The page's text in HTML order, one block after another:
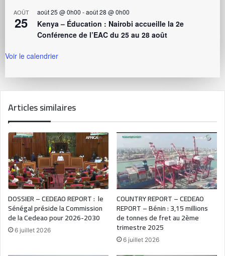
AOÛT
25
août 25 @ 0h00 -août 28 @ 0h00
Kenya – Éducation : Nairobi accueille la 2e
Conférence de l’EAC du 25 au 28 août
Voir le calendrier
Articles similaires
DOSSIER – CEDEAO REPORT : le
Sénégal préside la Commission
de la Cedeao pour 2026-2030
6 juillet 2026
COUNTRY REPORT – CEDEAO
REPORT – Bénin : 3,15 millions
de tonnes de fret au 2ème
trimestre 2025
6 juillet 2026